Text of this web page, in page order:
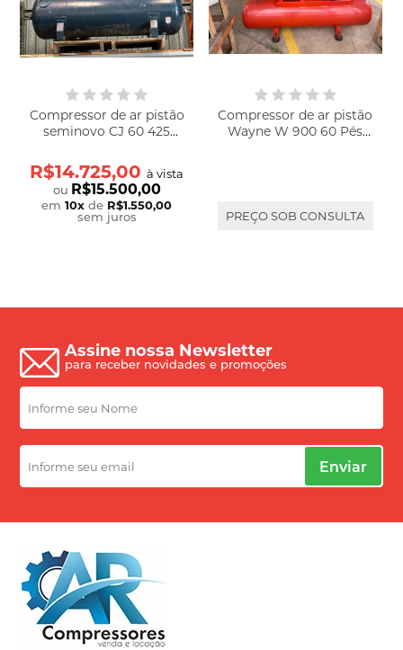
Compressor de ar pistão
seminovo CJ 60 425
220V/380V
ou R$15.500,00
em10x de R$1.550,00
sem juros
R$14.725,00 à vista
Compressor de ar pistão
Wayne W 900 60 Pés
PREÇO SOB CONSULTA
Assine nossa Newsletter
para receber novidades e promoções
Enviar